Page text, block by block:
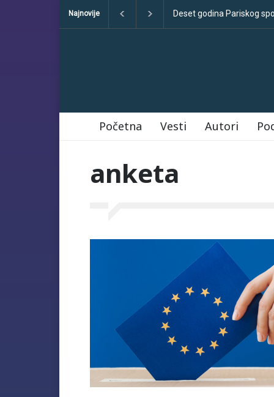
Najnovije Deset godina Pariskog
Početna Vesti Autori
anketa